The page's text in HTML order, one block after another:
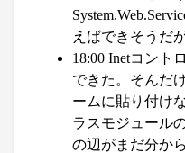
えばできそうだ
18:00 Inetコント
できた。そんだ
ームに貼り付け
ラスモジュール
の辺がまだ分か